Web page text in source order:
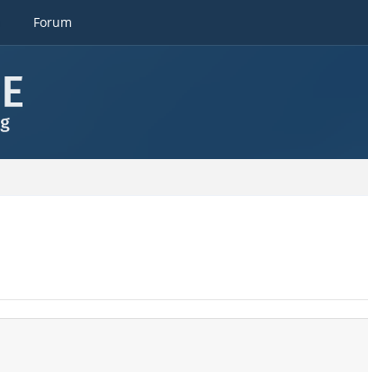
Forum